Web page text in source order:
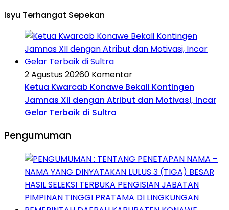
Isyu Terhangat Sepekan
2 Agustus 20260 Komentar
Ketua Kwarcab Konawe Bekali Kontingen
Jamnas XII dengan Atribut dan Motivasi, Incar
Gelar Terbaik di Sultra
Pengumuman